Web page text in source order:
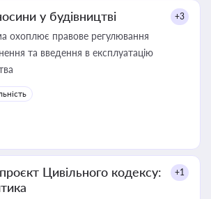
у будівництві +3
охоплює правове регулювання
та введення в експлуатацію
Цивільного кодексу:
+1